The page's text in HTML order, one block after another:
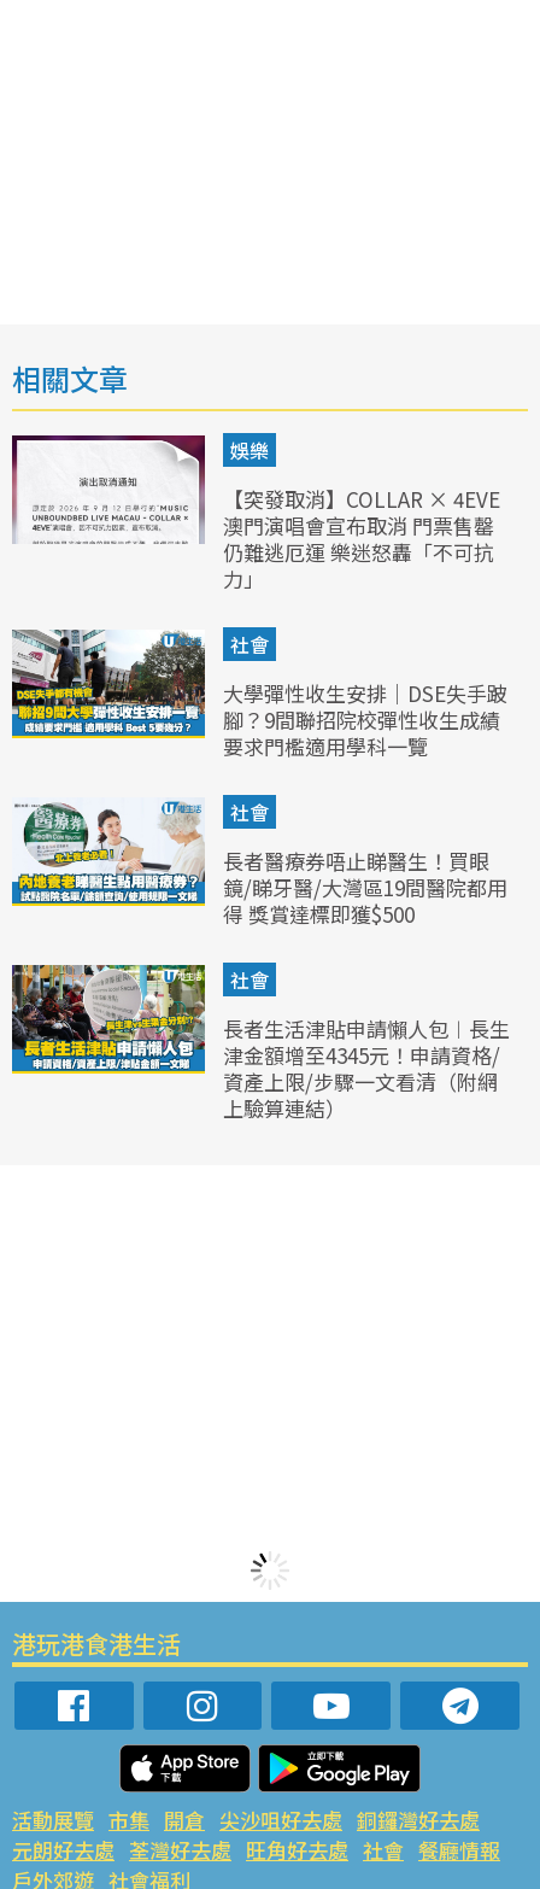
相關文章
娛樂
【突發取消】COLLAR × 4EVE
澳門演唱會宣布取消 門票售罄
仍難逃厄運 樂迷怒轟「不可抗
力」
社會
大學彈性收生安排｜DSE失手跛
腳？9間聯招院校彈性收生成績
要求門檻適用學科一覽
社會
長者醫療券唔止睇醫生！買眼
鏡/睇牙醫/大灣區19間醫院都用
得 獎賞達標即獲$500
社會
長者生活津貼申請懶人包︱長生
津金額增至4345元！申請資格/
資產上限/步驟一文看清（附網
上驗算連結）
港玩港食港生活
活動展覽 市集 開倉 尖沙咀好去處 銅鑼灣好去處
元朗好去處 荃灣好去處 旺角好去處 社會 餐廳情報
戶外郊遊 社會福利